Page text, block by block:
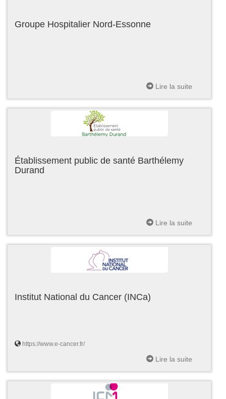
Groupe Hospitalier Nord-Essonne
Lire la suite
Établissement public de santé Barthélemy
Durand
Lire la suite
Institut National du Cancer (INCa)
https://www.e-cancer.fr/
Lire la suite